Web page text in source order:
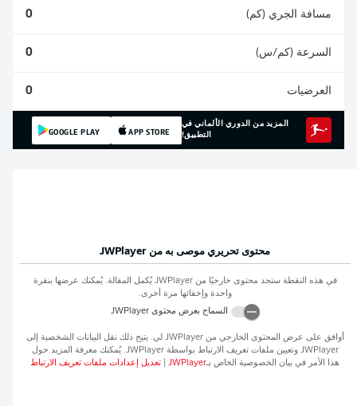
مسافة الجري (كم) 0
السرعة (كم/س) 0
العرضيات 0
المزيد من الدوري الألماني في
التطبيق!
APP STORE
GOOGLE PLAY
محتوى تحريري موصى به من JWPlayer
في هذه النقطة ستجد محتوى خارجيًا منJWPlayer يُكمل المقالة. يُمكنك عرضها بنقرة
واحدة وإخفائها مرة أخرى.
السماح بعرض محتوىJWPlayer
أوافق على عرض المحتوى الخارجي منJWPlayer لي. يتيح ذلك نقل البيانات الشخصية إلى
JWPlayer وتعيين ملفات تعريف الارتباط بواسطةJWPlayer. يُمكنك معرفة المزيد حول
هذا الأمر في بيان الخصوصية الخاص بـJWPlayer تعديل إعدادات ملفات تعريف الارتباط